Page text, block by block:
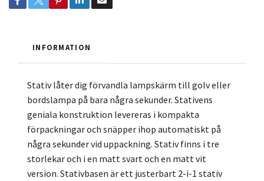
INFORMATION
Stativ låter dig förvandla lampskärm till golv eller
bordslampa på bara några sekunder. Stativens
geniala konstruktion levereras i kompakta
förpackningar och snäpper ihop automatiskt på
några sekunder vid uppackning. Stativ finns i tre
storlekar och i en matt svart och en matt vit
version. Stativbasen är ett justerbart 2-i-1 stativ